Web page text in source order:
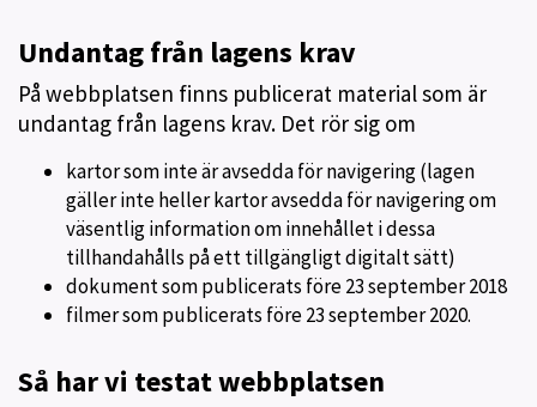
Undantag från lagens krav
På webbplatsen finns publicerat material som är
undantag från lagens krav. Det rör sig om
kartor som inte är avsedda för navigering (lagen
gäller inte heller kartor avsedda för navigering om
väsentlig information om innehållet i dessa
tillhandahålls på ett tillgängligt digitalt sätt)
dokument som publicerats före 23 september 2018
filmer som publicerats före 23 september 2020.
Så har vi testat webbplatsen